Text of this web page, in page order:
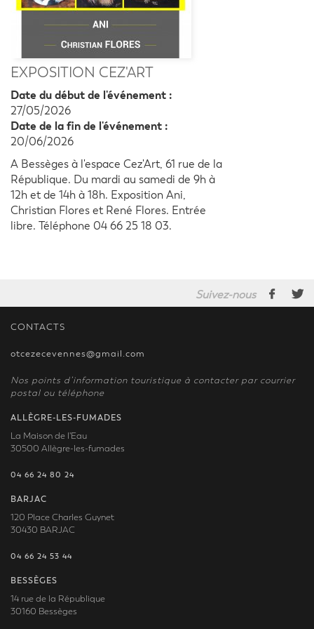
EXPOSITION CEZ'ART
Date du début de l'événement :
27/05/2026
Date de la fin de l'événement :
20/06/2026
A Bessèges à l'espace Cez'Art, 61 rue de la
République. Du mardi au samedi de 9h à
12h et de 14h à 18h. Exposition Ani,
Christian Flores et René Flores. Entrée
libre. Téléphone 04 66 25 18 03.
Suivez-nous
CONTACTS
otcezecevennes@gmail.com
Nos points d’information touristique à contacter par courrier
postal ou téléphone
ALLÈGRE-LES-FUMADES
La Maison de l'Eau
30500 Allègre-les-fumades
04 66 24 80 24
BARJAC
120 Place Charles Guynet
30430 BARJAC
04 66 24 53 44
BESSÈGES
14 rue de la République
30160 Bessèges